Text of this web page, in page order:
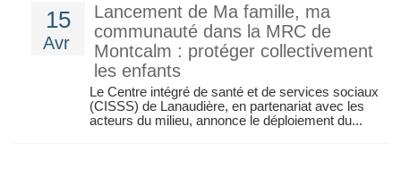
15
Avr
Lancement de Ma famille, ma
communauté dans la MRC de
Montcalm : protéger collectivement
les enfants
Le Centre intégré de santé et de services sociaux
(CISSS) de Lanaudière, en partenariat avec les
acteurs du milieu, annonce le déploiement du...